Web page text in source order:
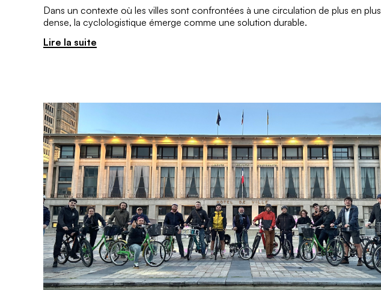
Dans un contexte où les villes sont confrontées à une circulation de plus en plus
dense, la cyclologistique émerge comme une solution durable.
Lire la suite